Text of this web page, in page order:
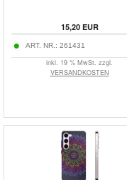
15,20EUR
ART. NR.: 261431
inkl. 19 % MwSt. zzgl.
VERSANDKOSTEN